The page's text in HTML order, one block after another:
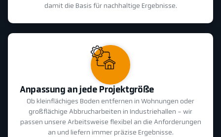
damit die Basis für nachhaltige Ergebnisse.
Anpassung an jede Projektgröße
Ob kleinflächiges Boden entfernen in Wohnungen oder
großflächige Abbrucharbeiten in Industriehallen - wir
passen unsere Arbeitsweise flexibel an die Anforderungen
an und liefern immer präzise Ergebnisse.